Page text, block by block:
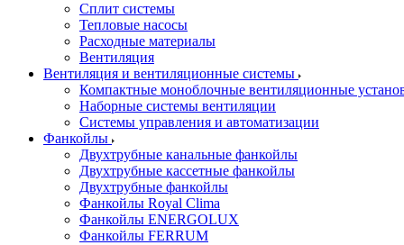
Сплит системы
Тепловые насосы
Расходные материалы
Вентиляция
Вентиляция и вентиляционные системы
Компактные моноблочные вентиляционные
Наборные системы вентиляции
Системы управления и автоматизации
Фанкойлы
Двухтрубные канальные фанкойлы
Двухтрубные кассетные фанкойлы
Двухтрубные фанкойлы
Фанкойлы Royal Clima
Фанкойлы ENERGOLUX
Фанкойлы FERRUM